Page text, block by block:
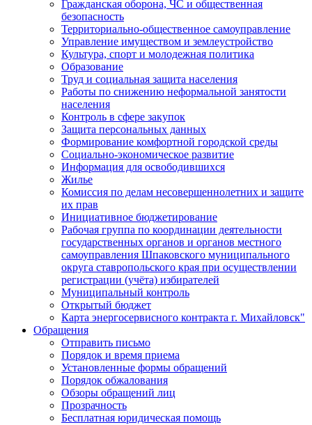
Гражданская оборона, ЧС и общественная
безопасность
Территориально-общественное самоуправление
Управление имуществом и землеустройство
Культура, спорт и молодежная политика
Образование
Труд и социальная защита населения
Работы по снижению неформальной занятости
населения
Контроль в сфере закупок
Защита персональных данных
Формирование комфортной городской среды
Социально-экономическое развитие
Информация для освободившихся
Жилье
Комиссия по делам несовершеннолетних и защите
их прав
Инициативное бюджетирование
Рабочая группа по координации деятельности
государственных органов и органов местного
самоуправления Шпаковского муниципального
округа ставропольского края при осуществлении
регистрации (учёта) избирателей
Муниципальный контроль
Открытый бюджет
Карта энергосервисного контракта г. Михайловск"
Обращения
Отправить письмо
Порядок и время приема
Установленные формы обращений
Порядок обжалования
Обзоры обращений лиц
Прозрачность
Бесплатная юридическая помощь